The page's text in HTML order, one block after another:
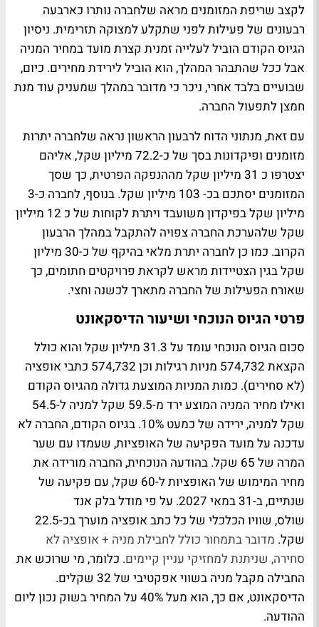
לקצב שריפת המזומנים מראה שלחברה נותרו כארבעה
רבעונים של פעילות לפני שתקלע למצוקה תזרימית. ניסיון
הגיוס הקודם הוביל לעלייה זמנית קצרת מועד במחיר המניה
אבל ככל שהתבהר המהלך, הוא הוביל לירידת מחירים. כיום,
שבועיים בלבד אחרי, ניכר כי מדובר במהלך שמעניק עוד מנת
חמצן לתפעול החברה.
עם זאת, מנתוני הדוח לרבעון הראשון נראה שלחברה יתרות
מזומנים ופיקדונות בסך של כ-72.2 מיליון שקל, אליהם
יצטרפו כ 31 מיליון שקל מההנפקה הפרטית, כך שסך
המזומנים יסתכם בכ- 103 מיליון שקל. בנוסף, לחברה כ-3
מיליון שקל בפיקדון משועבד ויתרת לקוחות של כ 12 מיליון
שקל שלהערכת החברה צפויה להתקבל במהלך הרבעון
הקרוב. כמו כן לחברה יתרת מלאי בהיקף של כ-30 מיליון
שקל בגין הצטיידות מראש לקראת פרויקטים חתומים, כך
שאורח הפעילות של החברה מתארך לכשנה וחצי.
פרטי הגיוס הנוכחי ושיעור הדיסקאונט
סכום הגיוס הנוכחי עומד על 31.3 מיליון שקל והוא כולל
הקצאת 574,732 מניות רגילות וכן 574,732 כתבי אופציה
(לא סחירים). כמות המניות המוצעת גדולה מהגיוס הקודם
ואילו מחיר המניה המוצע ירד מ-59.5 שקל למניה ל-54.5
שקל למניה, ירידה של כמעט 10%. בגיוס הקודם, החברה לא
עדכנה על מועד הפקיעה של האופציות, שעמדו עם שער
המרה של 65 שקל. בהודעה הנוכחית, החברה מורידה את
מחיר המימוש של האופציות ל-60 שקל, עם פקיעה של
שנתיים, ב-31 במאי 2027. על פי מודל בלק אנד
שולס, שוויו הכלכלי של כל כתב אופציה מוערך בכ-22.5
שקל. מדובר בתמחור כולל לחבילת מניה + אופציה לא
סחירה, שניתנת למחזיקי עניין קיימים. כלומר, מי שרוכש את
החבילה מקבל מניה בשווי אפקטיבי של 32 שקלים.
הדיסקאונט, אם כך, הוא מעל 40% על המחיר בשוק נכון ליום
ההודעה.